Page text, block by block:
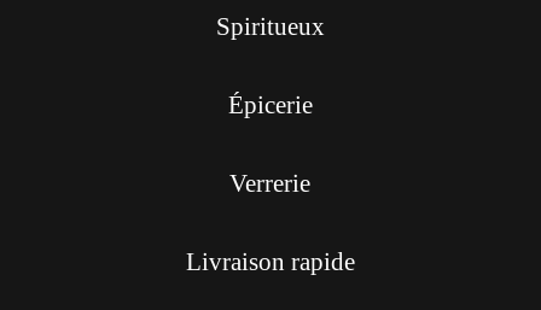
Spiritueux
Épicerie
Verrerie
Livraison rapide